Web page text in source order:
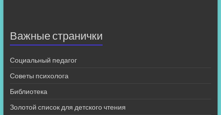
Важные странички
Социальный педагог
Советы психолога
Библиотека
Золотой список для детского чтения